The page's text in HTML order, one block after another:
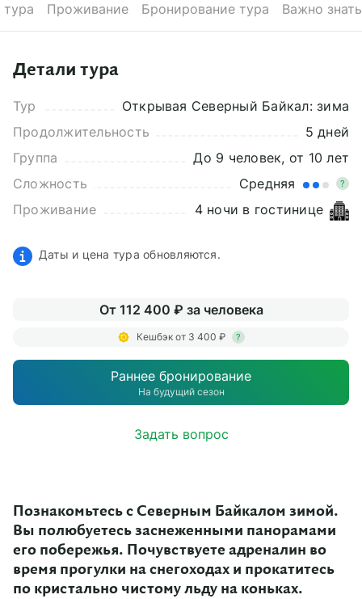
Проживание Бронирование тура Важно знать
Познакомьтесь с Северным Байкалом зимой.
Вы полюбуетесь заснеженными панорамами
его побережья. Почувствуете адреналин во
время прогулки на снегоходах и прокатитесь
по кристально чистому льду на коньках.
Детали тура
Тур
Открывая Северный Байкал: зима
Продолжительность
5 дней
Группа
До 9 человек, от 10 лет
Сложность
Средняя ?
Проживание 4 ночи в гостинице
Даты и цена тура обновляются.
От 112 400 ₽ за человека
Кешбэк от 3 400 ₽ ?
Раннее бронирование
На будущий сезон
Задать вопрос